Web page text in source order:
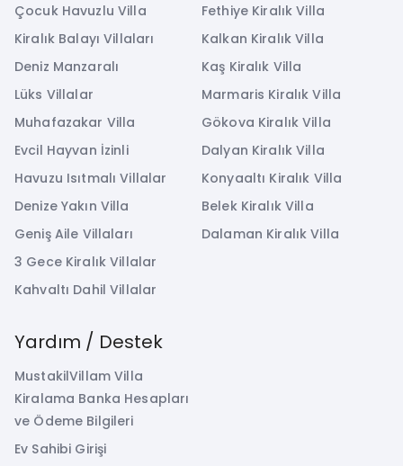
Çocuk Havuzlu Villa
Kiralık Balayı Villaları
Deniz Manzaralı
Lüks Villalar
Muhafazakar Villa
Evcil Hayvan İzinli
Havuzu Isıtmalı Villalar
Denize Yakın Villa
Geniş Aile Villaları
3 Gece Kiralık Villalar
Kahvaltı Dahil Villalar
Fethiye Kiralık Villa
Kalkan Kiralık Villa
Kaş Kiralık Villa
Marmaris Kiralık Villa
Gökova Kiralık Villa
Dalyan Kiralık Villa
Konyaaltı Kiralık Villa
Belek Kiralık Villa
Dalaman Kiralık Villa
Yardım / Destek
MustakilVillam Villa
Kiralama Banka Hesapları
ve Ödeme Bilgileri
Ev Sahibi Girişi